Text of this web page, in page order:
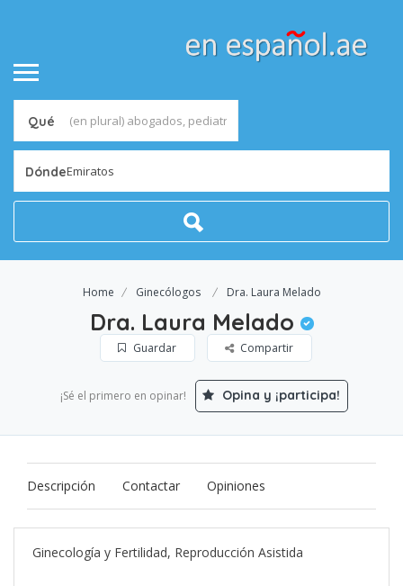
Qué
DóndeEmiratos
Home Ginecólogos Dra. Laura Melado
Dra. Laura Melado
Guardar Compartir
¡Sé el primero en opinar! Opina y ¡participa!
Descripción Contactar Opiniones
Ginecología y Fertilidad, Reproducción Asistida